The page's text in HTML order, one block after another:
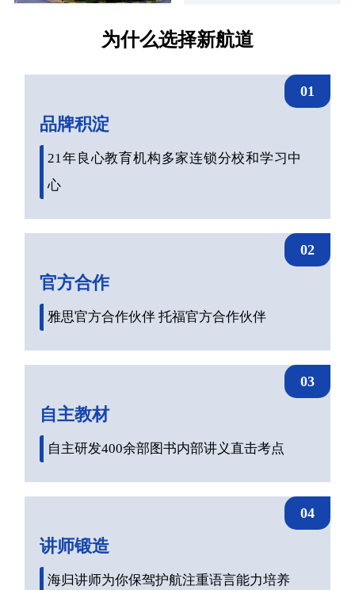
为什么选择新航道
01
品牌积淀
21年良心教育机构多家连锁分校和学习中
心
02
官方合作
雅思官方合作伙伴 托福官方合作伙伴
03
自主教材
自主研发400余部图书内部讲义直击考点
04
讲师锻造
海归讲师为你保驾护航注重语言能力培养